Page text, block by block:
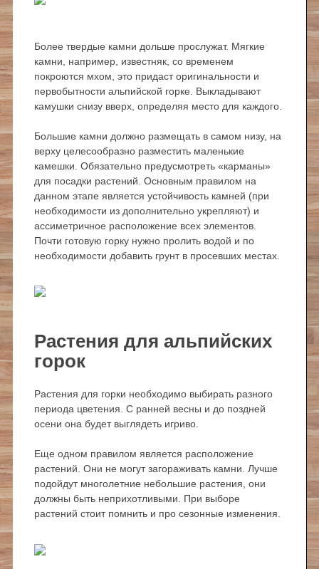
Более твердые камни дольше прослужат. Мягкие
камни, например, известняк, со временем
покроются мхом, это придаст оригинальности и
первобытности альпийской горке. Выкладывают
камушки снизу вверх, определяя место для каждого.
Большие камни должно размещать в самом низу, на
верху целесообразно разместить маленькие
камешки. Обязательно предусмотреть «карманы»
для посадки растений. Основным правилом на
данном этапе является устойчивость камней (при
необходимости из дополнительно укрепляют) и
ассиметричное расположение всех элементов.
Почти готовую горку нужно пролить водой и по
необходимости добавить грунт в просевших местах.
Растения для альпийских
горок
Растения для горки необходимо выбирать разного
периода цветения. С ранней весны и до поздней
осени она будет выглядеть игриво.
Еще одном правилом является расположение
растений. Они не могут загораживать камни. Лучше
подойдут многолетние небольшие растения, они
должны быть неприхотливыми. При выборе
растений стоит помнить и про сезонные изменения.